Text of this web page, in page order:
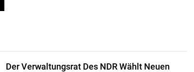
Der Verwaltungsrat Des NDR Wählt Neuen